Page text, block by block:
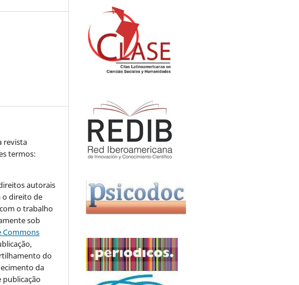
revista
termos:
autorais
o direito de
o trabalho
sob
Commons
do
da